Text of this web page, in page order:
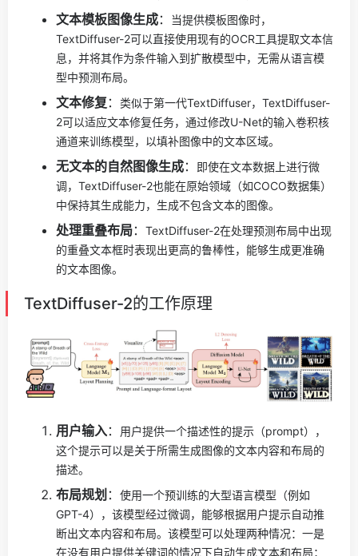
文本模板图像生成：
当提供模板图像时，
TextDiffuser-2可以直接使用现有的OCR工具提取文本信
息，并将其作为条件输入到扩散模型中，无需从语言模
型中预测布局。
文本修复 ：
类似于第一代TextDiffuser，TextDiffuser-
2可以适应文本修复任务，通过修改U-Net的输入卷积核
通道来训练模型，以填补图像中的文本区域。
无文本的自然图像生成：
即使在文本数据上进行微
调，TextDiffuser-2也能在原始领域（如COCO数据集）
中保持其生成能力，生成不包含文本的图像。
处理重叠布局： TextDiffuser-2在处理预测布局中出现
的重叠文本框时表现出更高的鲁棒性，能够生成更准确
的文本图像。
TextDiffuser-2的工作原理
用户输入：
用户提供一个描述性的提示（prompt），
这个提示可以是关于所需生成图像的文本内容和布局的
描述。
布局规划 ： 使用一个预训练的大型语言模型（例如
GPT-4），该模型经过微调，能够根据用户提示自动推
断出文本内容和布局。该模型可以处理两种情况：一是
在没有用户提供关键词的情况下自动生成文本和布局；